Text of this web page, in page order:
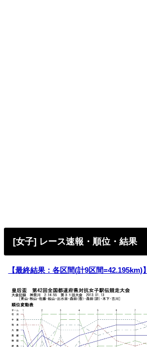
[女子] レース速報・順位・結果
【最終結果：各区間(計9区間=42.195km)】